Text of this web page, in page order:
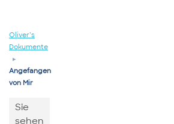
Oliver’s
Dokumente
▸
Angefangen
von Mir
Sie
sehen